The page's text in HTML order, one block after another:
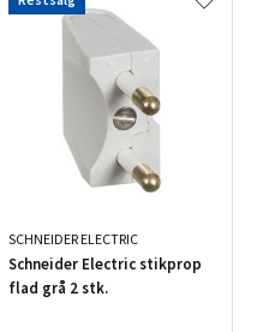
SCHNEIDER ELECTRIC
Schneider Electric stikprop
flad grå 2 stk.